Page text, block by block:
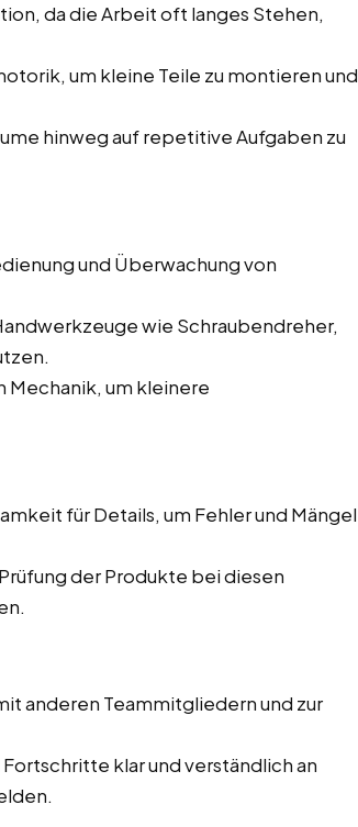
da die Arbeit oft langes Stehen,
um kleine Teile zu montieren und
hinweg auf repetitive Aufgaben zu
und Überwachung von
wie Schraubendreher,
Mechanik, um kleinere
für Details, um Fehler und Mängel
der Produkte bei diesen
anderen Teammitgliedern und zur
klar und verständlich an